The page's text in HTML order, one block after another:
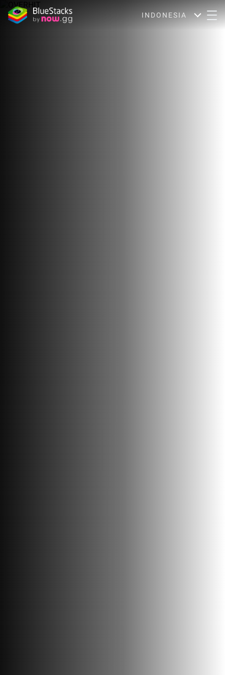
INDONESIA